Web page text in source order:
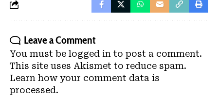
Leave a Comment
You must be logged in to post a comment.
This site uses Akismet to reduce spam.
Learn how your comment data is
processed.